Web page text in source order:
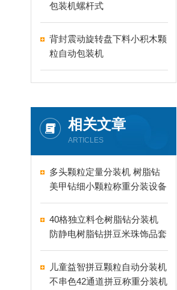
包装机螺杆式
背封震动旋转盘下料小积木颗
粒自动包装机
相关文章
ARTICLES
多头颗粒定量分装机 树脂钻
美甲钻细小颗粒称重分装设备
支持24-60头定制
40格独立料仓树脂钻分装机
防静电树脂钻拼豆米珠饰品套
盒分装设备
儿童益智拼豆颗粒自动分装机
不串色42通道拼豆称重分装机